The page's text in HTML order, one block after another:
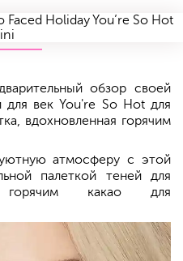
обзор своей
для век You're So Hot для
вдохновленная горячим
атмосферу с этой
палеткой теней для
горячим какао для